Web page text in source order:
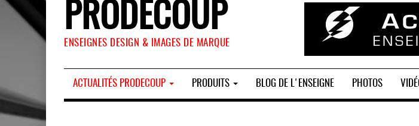
PRODECOUP
ENSEIGNES DESIGN & IMAGES DE MARQUE
ACTUALITÉS PRODECOUP PRODUITS BLOG DE L'ENSEIGNE PHOTOS